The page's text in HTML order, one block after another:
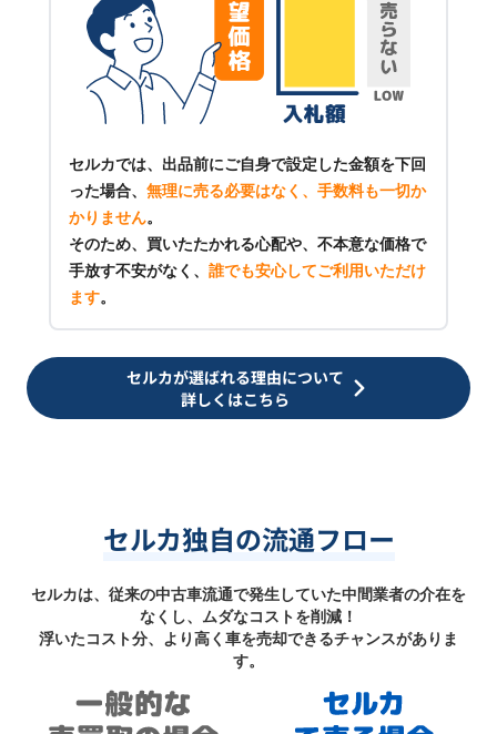
セルカでは、出品前にご自身で設定した金額を下回
った場合、 無理に売る必要はなく、手数料も一切か
かりません。
そのため、買いたたかれる心配や、不本意な価格で
手放す不安がなく、 誰でも安心してご利用いただけ
ます。
セルカが選ばれる理由について
詳しくはこちら
セルカ独自の流通フロー
セルカは、従来の中古車流通で発生していた中間業者の介在を
なくし、ムダなコストを削減！
浮いたコスト分、より高く車を売却できるチャンスがありま
す。